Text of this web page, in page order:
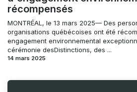
récompensés
MONTRÉAL, le 13 mars 2025— Des
organisations québécoises ont été
engagement environnemental
cérémonie desDistinctions, des ...
14 mars 2025